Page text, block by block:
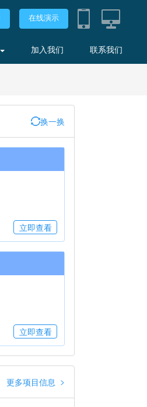
在线演示
加入我们 联系我们
换一换
立即查看
立即查看
更多项目信息 >